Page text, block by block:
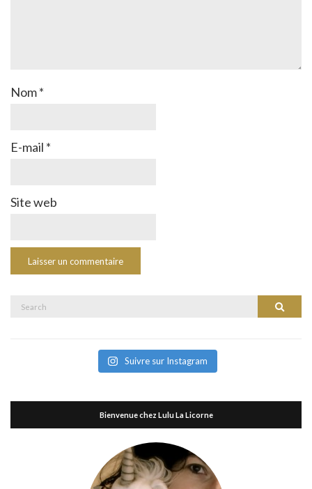
Nom*
E-mail *
Site web
Search
Suivre sur Instagram
Bienvenue chez Lulu La Licorne